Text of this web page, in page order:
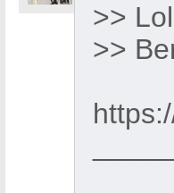
>>
>>